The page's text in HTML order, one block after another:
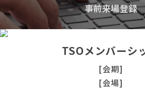
事前来場登録
TSOメンバーシ
[会期]
[会場]